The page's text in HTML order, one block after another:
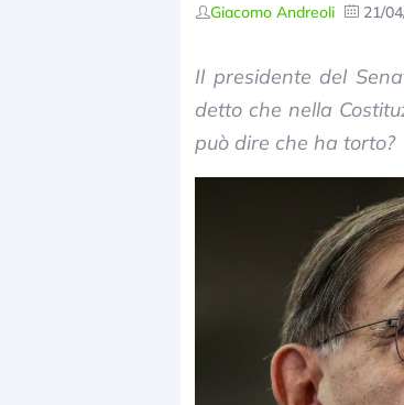
Giacomo Andreoli 21/
Il presidente del
detto che nella
può dire che ha torto?